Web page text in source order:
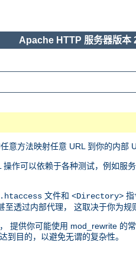
Apache HTTP 服务器版本
意方法映射任意 URL 到你的内部
作可以依赖于各种测试，例如服
.htaccess 文件和 <Directory> 指
透过内部代理， 这取决于你为规
提供你可能使用 mod_rewrite 的
目的，以避免无谓的复杂性。